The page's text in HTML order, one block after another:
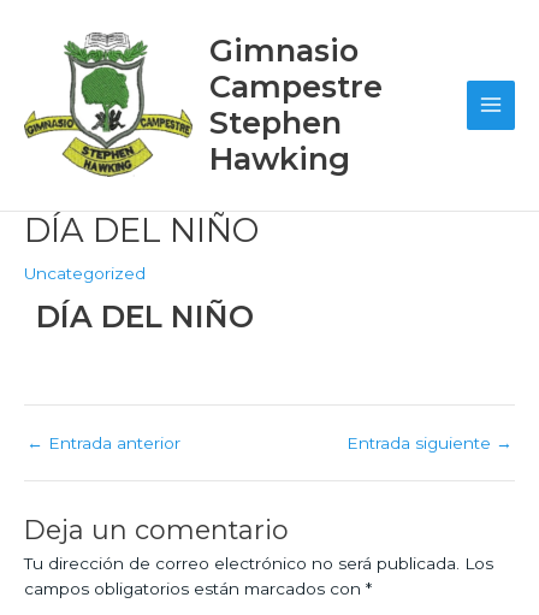
contenido
Gimnasio
Campestre
Stephen
Hawking
DÍA DEL NIÑO
Uncategorized
DÍA DEL NIÑO
navigation
← Entrada anterior Entrada siguiente →
Deja un comentario
Tu dirección de correo electrónico no será publicada.
Los
campos obligatorios están marcados con *